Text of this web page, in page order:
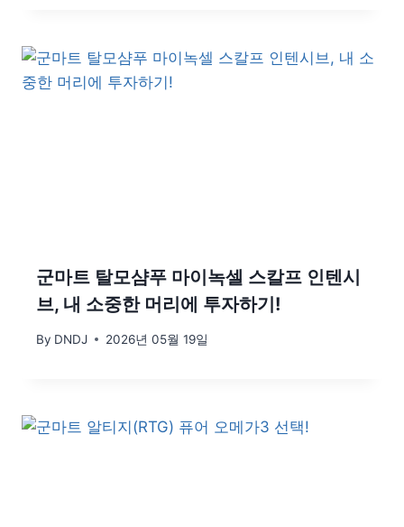
군마트 탈모샴푸 마이녹셀 스칼프 인텐시
브, 내 소중한 머리에 투자하기!
By DNDJ 2026년 05월 19일